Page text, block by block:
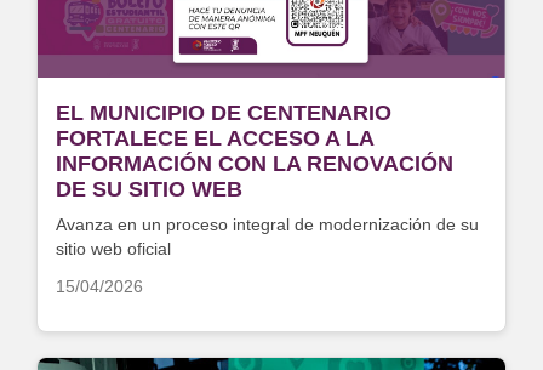
EL MUNICIPIO DE CENTENARIO
FORTALECE EL ACCESO A LA
INFORMACIÓN CON LA RENOVACIÓN
DE SU SITIO WEB
Avanza en un proceso integral de modernización de su
sitio web oficial
15/04/2026